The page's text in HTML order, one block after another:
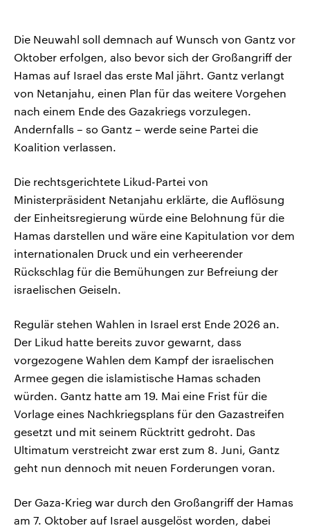
Die Neuwahl soll demnach auf Wunsch von Gantz vor
Oktober erfolgen, also bevor sich der Großangriff der
Hamas auf Israel das erste Mal jährt. Gantz verlangt
von Netanjahu, einen Plan für das weitere Vorgehen
nach einem Ende des Gazakriegs vorzulegen.
Andernfalls – so Gantz – werde seine Partei die
Koalition verlassen.
Die rechtsgerichtete Likud-Partei von
Ministerpräsident Netanjahu erklärte, die Auflösung
der Einheitsregierung würde eine Belohnung für die
Hamas darstellen und wäre eine Kapitulation vor dem
internationalen Druck und ein verheerender
Rückschlag für die Bemühungen zur Befreiung der
israelischen Geiseln.
Regulär stehen Wahlen in Israel erst Ende 2026 an.
Der Likud hatte bereits zuvor gewarnt, dass
vorgezogene Wahlen dem Kampf der israelischen
Armee gegen die islamistische Hamas schaden
würden. Gantz hatte am 19. Mai eine Frist für die
Vorlage eines Nachkriegsplans für den Gazastreifen
gesetzt und mit seinem Rücktritt gedroht. Das
Ultimatum verstreicht zwar erst zum 8. Juni, Gantz
geht nun dennoch mit neuen Forderungen voran.
Der Gaza-Krieg war durch den Großangriff der Hamas
am 7. Oktober auf Israel ausgelöst worden, dabei